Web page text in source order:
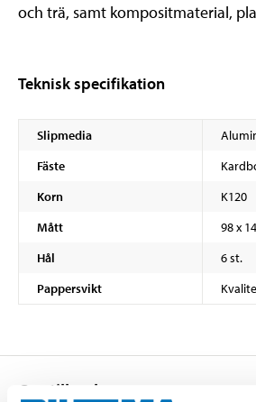
och trä, samt kompositmaterial,
Teknisk specifikation
Slipmedia
Fäste
Korn
K120
Mått
98 x
Hål
6 st.
Pappersvikt
Om tillverkaren